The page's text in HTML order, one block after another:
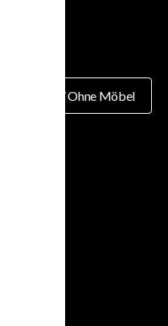
Mit Möbeln / Ohne Möbel